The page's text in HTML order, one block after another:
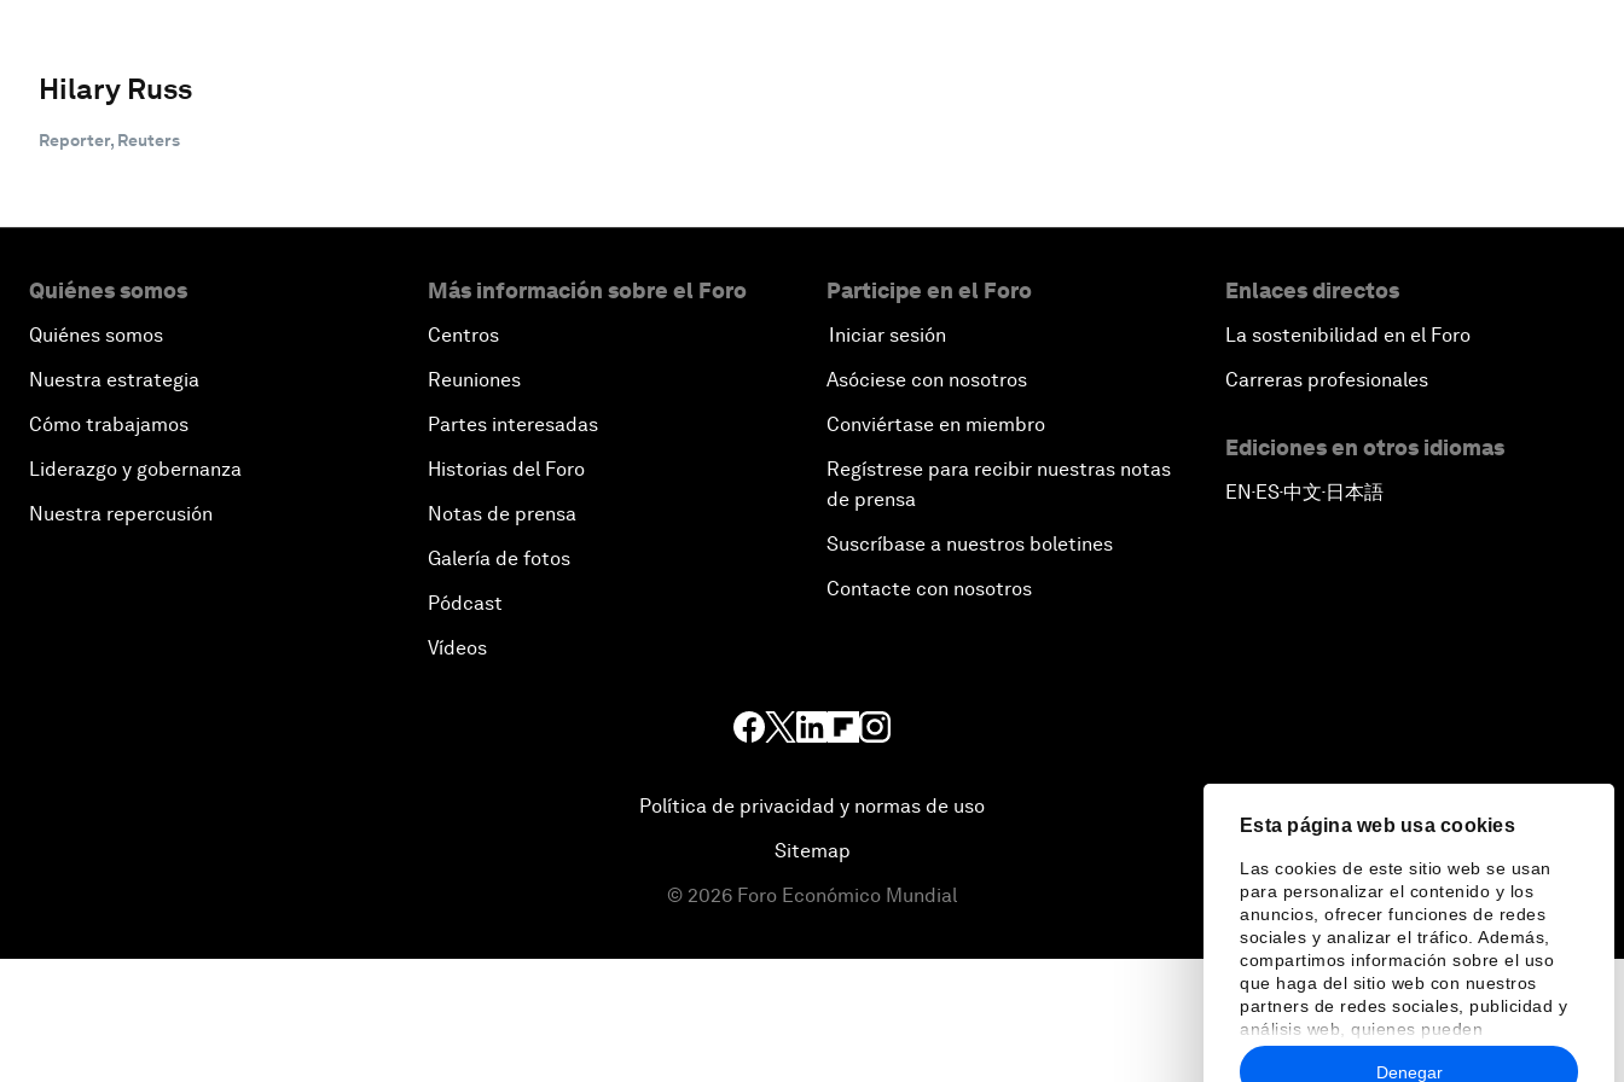
Esta página web usa cookies
Las cookies de este sitio web se usan
para personalizar el contenido y los
anuncios, ofrecer funciones de redes
sociales y analizar el tráfico. Además,
compartimos información sobre el uso
que haga del sitio web con nuestros
partners de redes sociales, publicidad y
análisis web, quienes pueden
combinarla con otra información que les
haya proporcionado o que hayan
Denegar
Hilary Russ
Reporter, Reuters
Quiénes somos
Quiénes somos
Nuestra estrategia
Cómo trabajamos
Liderazgo y gobernanza
Nuestra repercusión
Más información sobre el Foro
Centros
Reuniones
Partes interesadas
Historias del Foro
Notas de prensa
Galería de fotos
Pódcast
Vídeos
Participe en el Foro
Iniciar sesión
Asóciese con nosotros
Conviértase en miembro
Regístrese para recibir nuestras notas
de prensa
Suscríbase a nuestros boletines
Contacte con nosotros
Enlaces directos
La sostenibilidad en el Foro
Carreras profesionales
Ediciones en otros idiomas
EN▪ES▪中文▪ 日本語
Política de privacidad y normas de uso
Sitemap
© 2026 Foro Económico Mundial